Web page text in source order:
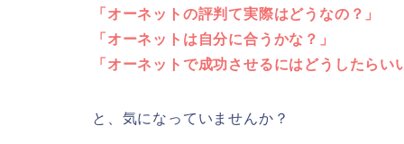
「オーネットの評判て実際はどうなの？」
「オーネットは自分に合うかな？」
「オーネットで成功させるにはどうしたらい
と、気になっていませんか？